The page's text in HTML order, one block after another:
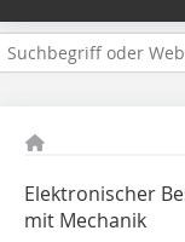
Elektronischer
mit Mechanik